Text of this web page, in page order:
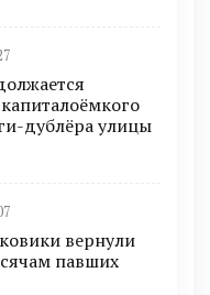
дублёра улицы
вернули
павших